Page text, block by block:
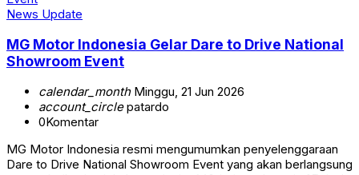
News Update
MG Motor Indonesia Gelar Dare to Drive National
Showroom Event
calendar_monthMinggu, 21 Jun 2026
account_circlepatardo
0Komentar
MG Motor Indonesia resmi mengumumkan penyelenggaraan
Dare to Drive National Showroom Event yang akan berlangsung